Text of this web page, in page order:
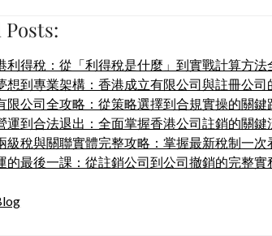
利得稅：從「利得稅是什麼」到實戰計算方法
想到專業架構：香港成立有限公司與註冊公司
限公司全攻略：從策略選擇到合規實操的關鍵
運到合法退出：全面掌握香港公司註銷的關鍵
級稅與關聯實體完整攻略：掌握最新稅制一次
的最後一課：從註銷公司到公司撤銷的完整實